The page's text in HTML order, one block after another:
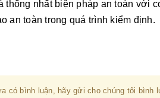
thống nhất biện pháp an toàn với
an toàn trong quá trình kiểm định.
có bình luận, hãy gửi cho chúng tôi bình